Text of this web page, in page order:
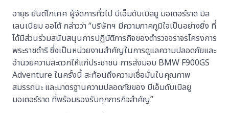
อายุธ ยันต์โกเศศ ผู้จัดการทั่วไป บีเอ็มดับเบิลยู มอเตอร์ราด มิล
เลนเนียม ออโต้ กล่าวว่า “บริษัทฯ มีความภาคภูมิใจเป็นอย่างยิ่ง ที่
ได้มีส่วนร่วมสนับสนุนการปฏิบัติภารกิจของตำรวจจราจรโครงการ
พระราชดำริ ซึ่งเป็นหน่วยงานสำคัญในการดูแลความปลอดภัยและ
อำนวยความสะดวกให้แก่ประชาชน การส่งมอบ BMW F900GS
Adventure ในครั้งนี้ สะท้อนถึงความเชื่อมั่นในคุณภาพ
สมรรถนะ และมาตรฐานความปลอดภัยของ บีเอ็มดับเบิลยู
มอเตอร์ราด ที่พร้อมรองรับทุกภารกิจสำคัญ”